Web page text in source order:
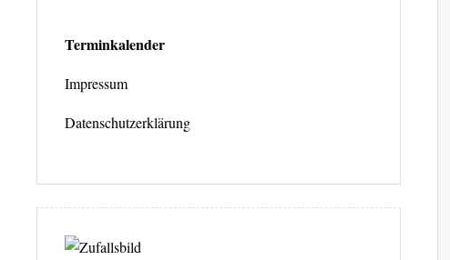
Terminkalender
Impressum
Datenschutzerklärung